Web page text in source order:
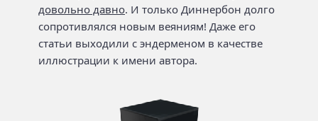
довольно давно. И только Диннербон долго
сопротивлялся новым веяниям! Даже его
статьи выходили с эндерменом в качестве
иллюстрации к имени автора.